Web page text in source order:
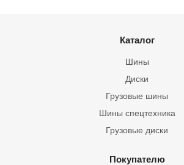
Каталог
Шины
Грузовые шины
Шины спецтехника
Диски
Грузовые диски
Покупателю